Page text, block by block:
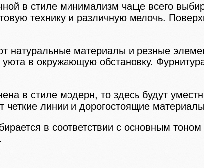
в стиле минимализм чаще всего
технику и различную мелочь.
натуральные материалы и резные
уюта в окружающую обстановку.
в стиле модерн, то здесь будут
четкие линии и дорогостоящие
в соответствии с основным